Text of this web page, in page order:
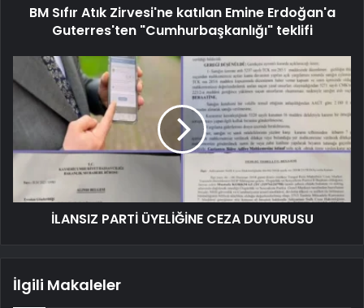
BM Sıfır Atık Zirvesi'ne katılan Emine Erdoğan'a
Guterres'ten "Cumhurbaşkanlığı" teklifi
İLANSIZ PARTİ ÜYELİĞİNE CEZA DUYURUSU
İlgili Makaleler